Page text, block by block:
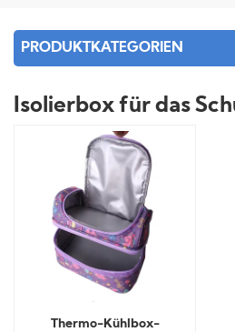
PRODUKTKATEGORIEN
Isolierbox für das
Thermo-Kühlbox-